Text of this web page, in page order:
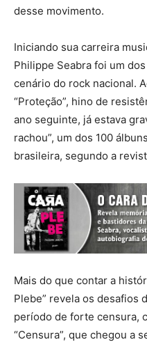
desse movimento.
Iniciando sua carreira
Philippe Seabra foi um
cenário do rock nacional.
“Proteção”, hino de
ano seguinte, já estava
rachou”, um dos 100
brasileira, segundo a
Mais do que contar a
Plebe” revela os desafios
período de forte censura,
“Censura”, que chegou a